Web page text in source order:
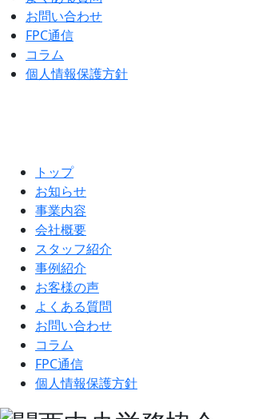
お問い合わせ
FPC通信
コラム
個人情報保護方針
トップ
お知らせ
事業内容
会社概要
スタッフ紹介
事例紹介
お客様の声
よくある質問
お問い合わせ
コラム
FPC通信
個人情報保護方針